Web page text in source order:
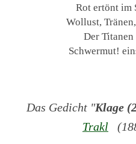
Rot ertönt im
Wollust,
Der Titanen
Schwermut!
Das Gedicht "Klage
Trakl